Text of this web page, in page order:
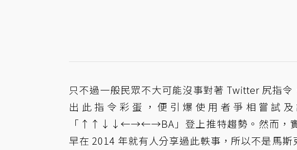
只不過一般民眾不大可能沒事對著 Twitter 尻指
出此指令彩蛋，便引爆使用者爭相嘗試
「↑↑↓↓←→←→BA」登上推特趨勢。然而，實
早在 2014 年就有人分享過此軼事，所以不是馬